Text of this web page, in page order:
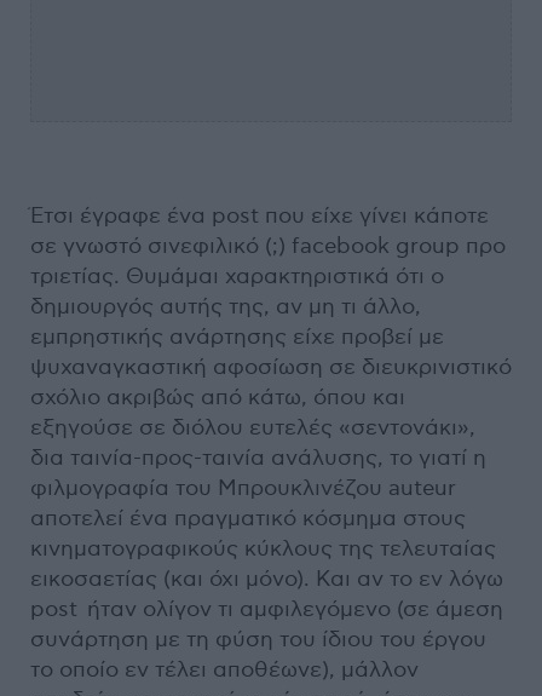
Έτσι έγραφε ένα post που είχε γίνει κάποτε
σε γνωστό σινεφιλικό (;) facebook group προ
τριετίας. Θυμάμαι χαρακτηριστικά ότι ο
δημιουργός αυτής της, αν μη τι άλλο,
εμπρηστικής ανάρτησης είχε προβεί με
ψυχαναγκαστική αφοσίωση σε διευκρινιστικό
σχόλιο ακριβώς από κάτω, όπου και
εξηγούσε σε διόλου ευτελές «σεντονάκι»,
δια ταινία-προς-ταινία ανάλυσης, το γιατί η
φιλμογραφία του Μπρουκλινέζου auteur
αποτελεί ένα πραγματικό κόσμημα στους
κινηματογραφικούς κύκλους της τελευταίας
εικοσαετίας (και όχι μόνο). Και αν το εν λόγω
post ήταν ολίγον τι αμφιλεγόμενο (σε άμεση
συνάρτηση με τη φύση του ίδιου του έργου
το οποίο εν τέλει αποθέωνε), μάλλον